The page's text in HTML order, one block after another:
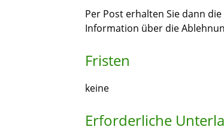
Per Post erhalten Sie dann
Information über die
Fristen
keine
Erforderliche